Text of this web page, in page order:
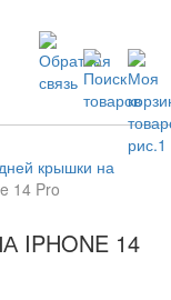
ОПТОМ
крышки на
14 Pro
14